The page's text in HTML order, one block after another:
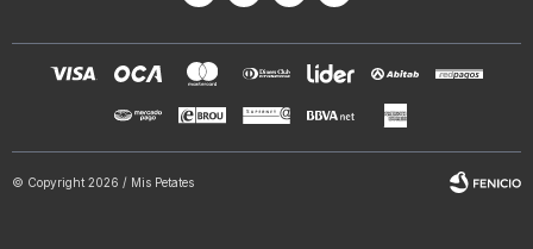
© Copyright 2026 / Mis Petates